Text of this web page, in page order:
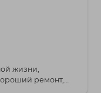
жизни,
ремонт,